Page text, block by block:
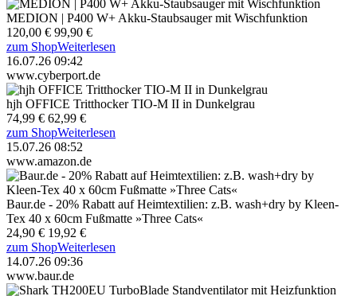
MEDION | P400 W+ Akku-Staubsauger mit Wischfunktion
120,00 € 99,90 €
zum ShopWeiterlesen
16.07.26 09:42
www.cyberport.de
hjh OFFICE Tritthocker TIO-M II in Dunkelgrau
74,99 € 62,99 €
zum ShopWeiterlesen
15.07.26 08:52
www.amazon.de
Baur.de - 20% Rabatt auf Heimtextilien: z.B. wash+dry by Kleen-
Tex 40 x 60cm Fußmatte »Three Cats«
24,90 € 19,92 €
zum ShopWeiterlesen
14.07.26 09:36
www.baur.de